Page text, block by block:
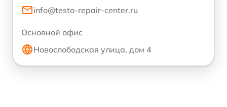
info@testo-repair-center.ru
Основной офис
Новослободская улица, дом 4